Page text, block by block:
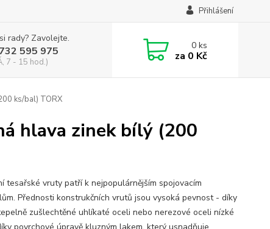
Přihlášení
rady? Zavolejte.
595 975
7 - 15 hod.)
0ks
za 0 Kč
ks/bal) TORX
hlava zinek bílý (200
tesařské vruty patří k nejpopulárnějším spojovacím
Přednosti konstrukčních vrutů jsou vysoká pevnost - díky
zušlechtěné uhlíkaté oceli nebo nerezové oceli nízké